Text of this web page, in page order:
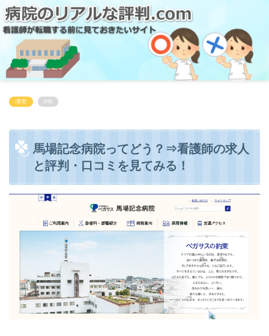
堺市 PR
馬場記念病院ってどう？⇒看護師の求人
と評判・口コミを見てみる！